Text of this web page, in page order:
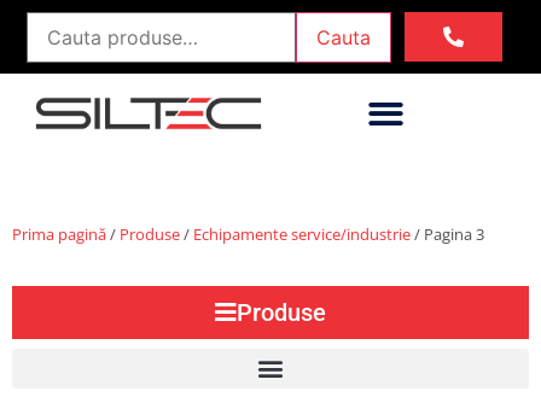
Cauta
Prima pagină/ Produse/ Echipamente service/industrie/ Pagina 3
Produse